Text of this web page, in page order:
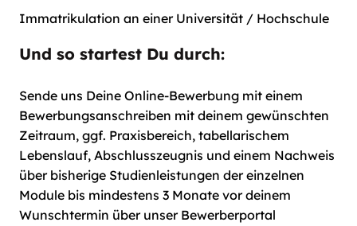
Immatrikulation an einer Universität / Hochschule
Und so startest Du durch:
Sende uns Deine Online-Bewerbung mit einem
Bewerbungsanschreiben mit deinem gewünschten
Zeitraum, ggf. Praxisbereich, tabellarischem
Lebenslauf, Abschlusszeugnis und einem Nachweis
über bisherige Studienleistungen der einzelnen
Module bis mindestens 3 Monate vor deinem
Wunschtermin über unser Bewerberportal